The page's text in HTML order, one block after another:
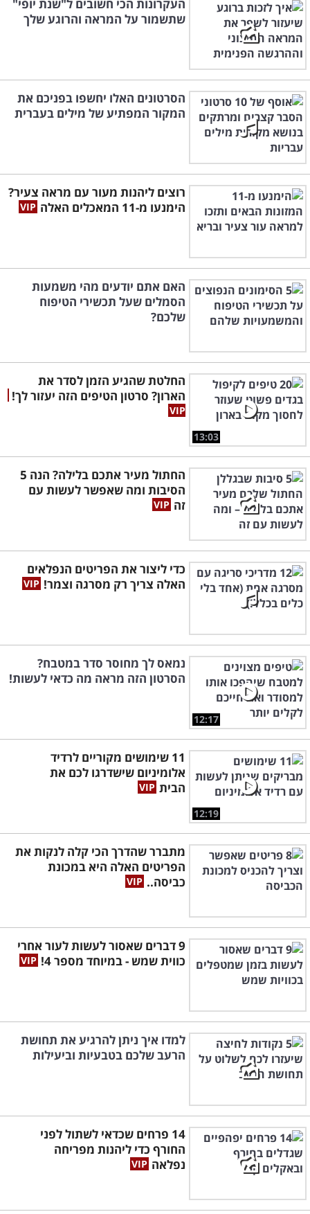
העקרונות הכי חשובים ל"שנת יופי"
שתשמור על המראה והרוגע שלך
הסרטונים האלו יחשפו בפניכם את
המקור המפתיע של מילים בעברית
רוצים ליהנות מעור עם מראה צעיר?
הימנעו מ-11 המאכלים האלה
האם אתם יודעים מהי משמעות
הסמלים שעל תכשירי הטיפוח
שלכם?
13:03
החלטת שהגיע הזמן לסדר את
הארון? סרטון הטיפים הזה יעזור לך!
החתול מעיר אתכם בלילה? הנה 5
הסיבות ומה שאפשר לעשות עם
זה
כדי ליצור את הפריטים הנפלאים
האלה צריך רק מסרגה וצמר!
12:17
נמאס לך מחוסר סדר במטבח?
הסרטון הזה מראה מה כדאי לעשות!
12:19
11 שימושים מקוריים לרדיד
אלומיניום שישדרגו לכם את
הבית
מתברר שהדרך הכי קלה לנקות את
הפריטים האלה היא במכונת
כביסה..
9 דברים שאסור לעשות לעור אחרי
כווית שמש - במיוחד מספר 4!
למדו איך ניתן להרגיע את תחושת
הרעב שלכם בטבעיות וביעילות
14 פרחים שכדאי לשתול לפני
החורף כדי ליהנות מפריחה
נפלאה